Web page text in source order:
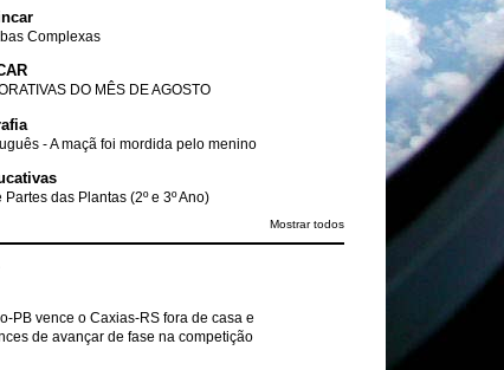
Complexas
DO MÊS DE AGOSTO
- A maçã foi mordida pelo menino
das Plantas (2º e 3º Ano)
Mostrar todos
PB vence o Caxias-RS fora de casa e
de avançar de fase na competição